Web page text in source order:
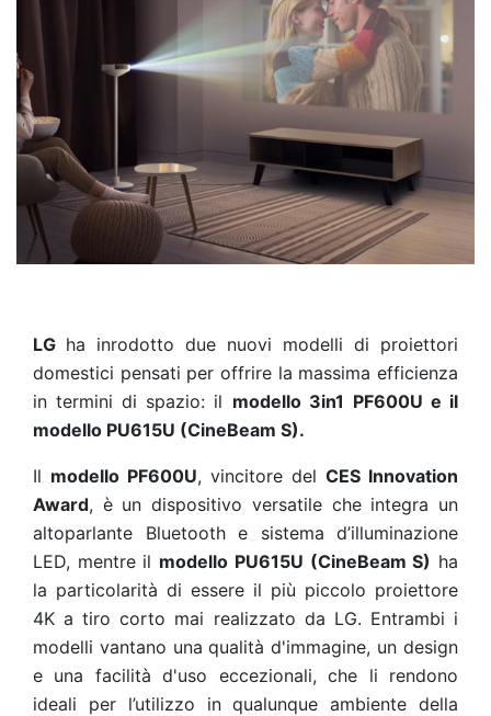
LG ha inrodotto due nuovi modelli di proiettori
domestici pensati per offrire la massima efficienza
in termini di spazio: il modello 3in1 PF600U e il
modello PU615U (CineBeam S).
Il modello PF600U, vincitore del CES Innovation
Award, è un dispositivo versatile che integra un
altoparlante Bluetooth e sistema d’illuminazione
LED, mentre il modello PU615U (CineBeam S) ha
la particolarità di essere il più piccolo proiettore
4K a tiro corto mai realizzato da LG. Entrambi i
modelli vantano una qualità d'immagine, un design
e una facilità d'uso eccezionali, che li rendono
ideali per l’utilizzo in qualunque ambiente della